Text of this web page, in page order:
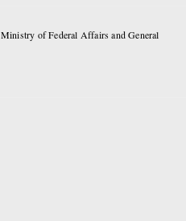
Ministry of Federal Affairs and General